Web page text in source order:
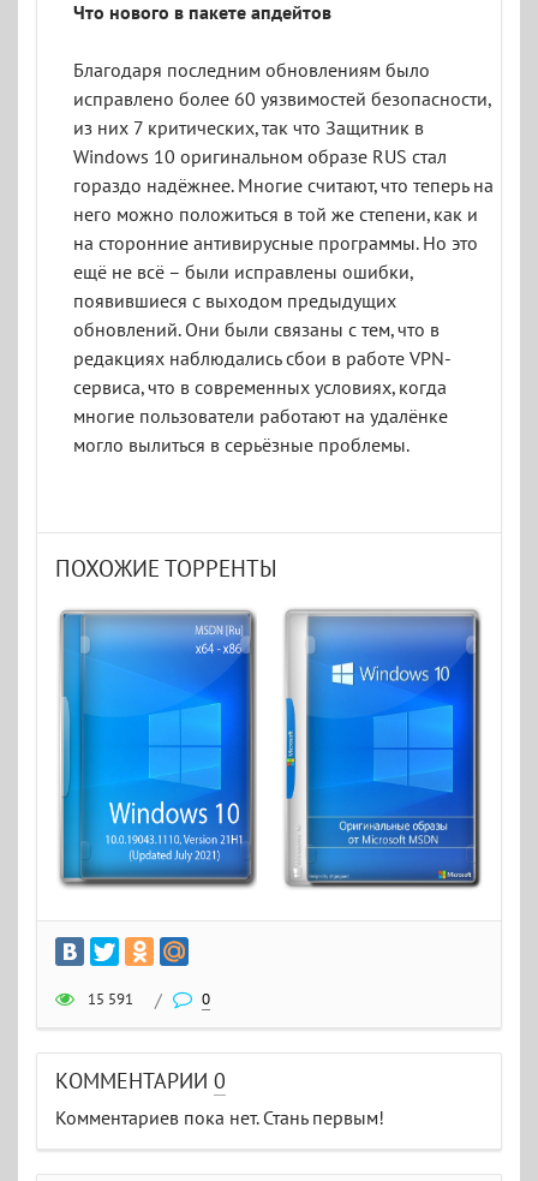
Что нового в пакете апдейтов
Благодаря последним обновлениям было
исправлено более 60 уязвимостей безопасности,
из них 7 критических, так что Защитник в
Windows 10 оригинальном образе RUS стал
гораздо надёжнее. Многие считают, что теперь на
него можно положиться в той же степени, как и
на сторонние антивирусные программы. Но это
ещё не всё – были исправлены ошибки,
появившиеся с выходом предыдущих
обновлений. Они были связаны с тем, что в
редакциях наблюдались сбои в работе VPN-
сервиса, что в современных условиях, когда
многие пользователи работают на удалёнке
могло вылиться в серьёзные проблемы.
ПОХОЖИЕ ТОРРЕНТЫ
15 591 / 0
КОММЕНТАРИИ 0
Комментариев пока нет. Стань первым!